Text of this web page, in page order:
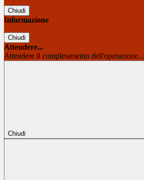
Chiudi
Informazione
Chiudi
Attendere...
Attendere il completamento dell'operazione...
Chiudi